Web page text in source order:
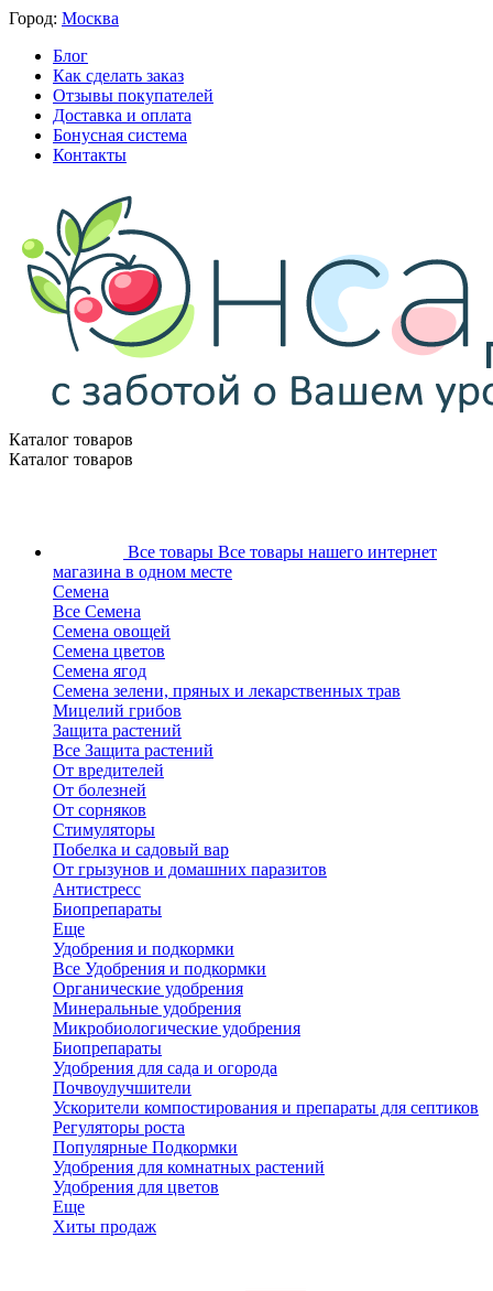
Город: Москва
Блог
Как сделать заказ
Отзывы покупателей
Доставка и оплата
Бонусная система
Контакты
Каталог товаров
Каталог товаров
Все товары Все товары нашего интернет
магазина в одном месте
Семена
Все Семена
Семена овощей
Семена цветов
Семена ягод
Семена зелени, пряных и лекарственных трав
Мицелий грибов
Защита растений
Все Защита растений
От вредителей
От болезней
От сорняков
Стимуляторы
Побелка и садовый вар
От грызунов и домашних паразитов
Антистресс
Биопрепараты
Еще
Удобрения и подкормки
Все Удобрения и подкормки
Органические удобрения
Минеральные удобрения
Микробиологические удобрения
Биопрепараты
Удобрения для сада и огорода
Почвоулучшители
Ускорители компостирования и препараты для септиков
Регуляторы роста
Популярные Подкормки
Удобрения для комнатных растений
Удобрения для цветов
Еще
Хиты продаж